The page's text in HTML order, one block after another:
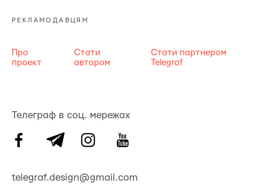
РЕКЛАМОДАВЦЯМ
Про
проект
Стати
автором
Стати партнером
Telegraf
Телеграф в соц. мережах
telegraf.design@gmail.com